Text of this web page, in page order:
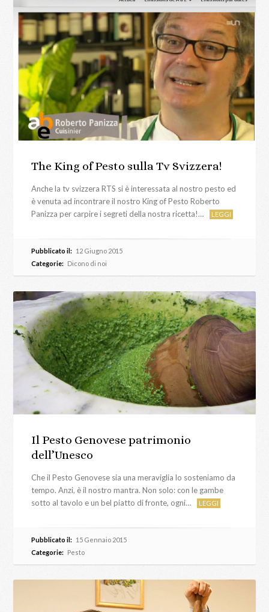
The King of Pesto sulla Tv Svizzera!
Anche la tv svizzera RTS si è interessata al nostro pesto ed
è venuta ad incontrare il nostro King of Pesto Roberto
Panizza per carpire i segreti della nostra ricetta!…
LEGGI
Pubblicato il: 12 Giugno 2015
Categorie: Dicono di noi
Il Pesto Genovese patrimonio
dell’Unesco
Che il Pesto Genovese sia una meraviglia lo sosteniamo da
tempo. Anzi, è il nostro mantra. Non solo: con le gambe
sotto al tavolo e un bel piatto di fronte, ogni…
LEGGI
Pubblicato il: 15 Gennaio 2015
Categorie: Pesto